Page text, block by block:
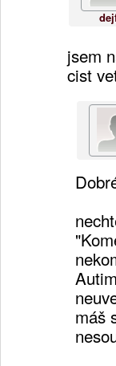
jsem
cist
máš